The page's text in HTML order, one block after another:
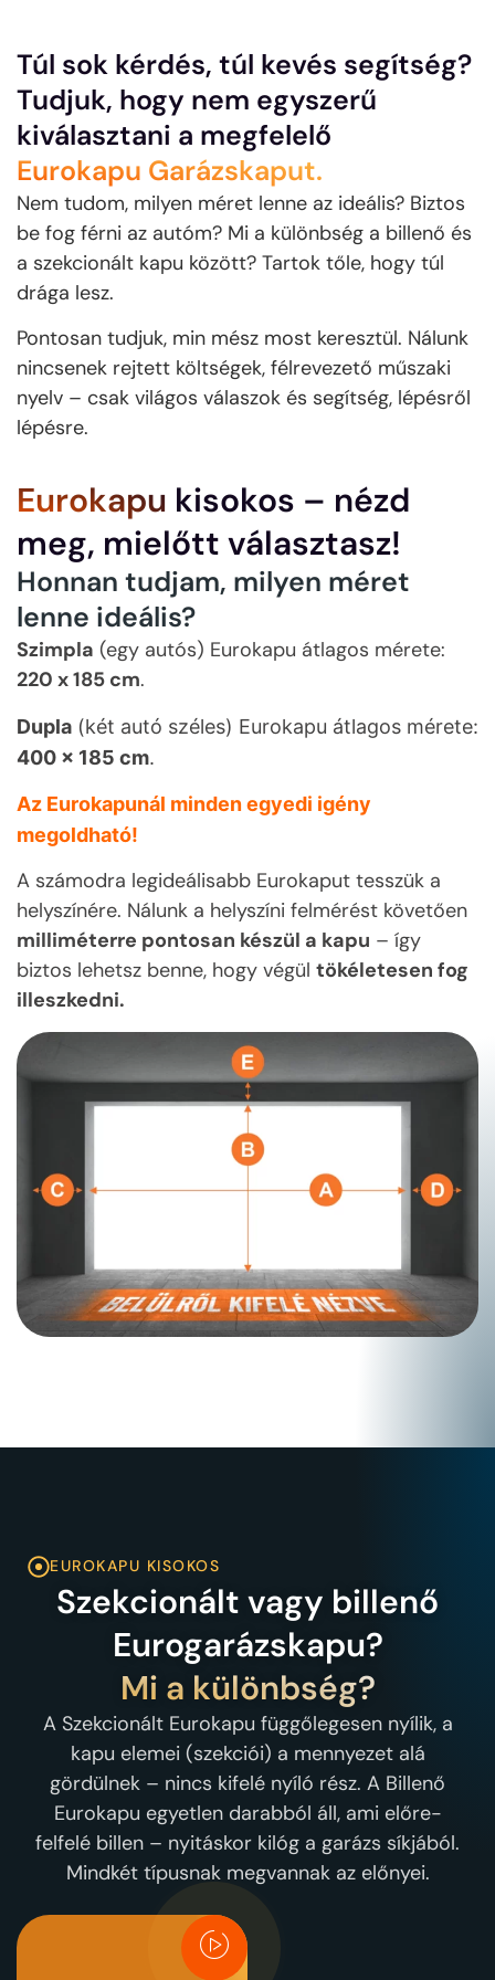
Túl sok kérdés, túl kevés segítség?
Tudjuk, hogy nem egyszerű
kiválasztani a megfelelő
Eurokapu Garázskaput.
Nem tudom, milyen méret lenne az ideális? Biztos
be fog férni az autóm? Mi a különbség a billenő és
a szekcionált kapu között? Tartok tőle, hogy túl
drága lesz.
Pontosan tudjuk, min mész most keresztül. Nálunk
nincsenek rejtett költségek, félrevezető műszaki
nyelv – csak világos válaszok és segítség, lépésről
lépésre.
Eurokapu kisokos – nézd
meg, mielőtt választasz!
Honnan tudjam, milyen méret
lenne ideális?
Szimpla (egy autós) Eurokapu átlagos mérete:
220 x 185 cm.
Dupla (két autó széles) Eurokapu átlagos mérete:
400 x 185 cm.
Az Eurokapunál minden egyedi igény
megoldható!
A számodra legideálisabb Eurokaput tesszük a
helyszínére. Nálunk a helyszíni felmérést követően
milliméterre pontosan készül a kapu – így
biztos lehetsz benne, hogy végül tökéletesen fog
illeszkedni.
EUROKAPU KISOKOS
Szekcionált vagy billenő
Eurogarázskapu?
Mi a különbség?
A Szekcionált Eurokapu függőlegesen nyílik, a
kapu elemei (szekciói) a mennyezet alá
gördülnek – nincs kifelé nyíló rész. A Billenő
Eurokapu egyetlen darabból áll, ami előre-
felfelé billen – nyitáskor kilóg a garázs síkjából.
Mindkét típusnak megvannak az előnyei.